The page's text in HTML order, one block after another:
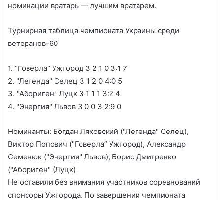
номинации вратарь — лучшим вратарем.
Турнирная таблица чемпионата Украины среди
ветеранов-60
1. "Говерла" Ужгород 3 2 1 0 3:1 7
2. "Легенда" Селец 3 1 2 0 4:0 5
3. "Абориген" Луцк 3 1 1 1 3:2 4
4. "Энергия" Львов 3 0 0 3 2:9 0
Номинанты: Богдан Ляховский ("Легенда" Селец),
Виктор Попович ("Говерла” Ужгород), Александр
Семенюк ("Энергия" Львов), Борис Дмитренко
("Абориген" (Луцк)
Не оставили без внимания участников соревнований
спонсоры Ужгорода. По завершении чемпионата